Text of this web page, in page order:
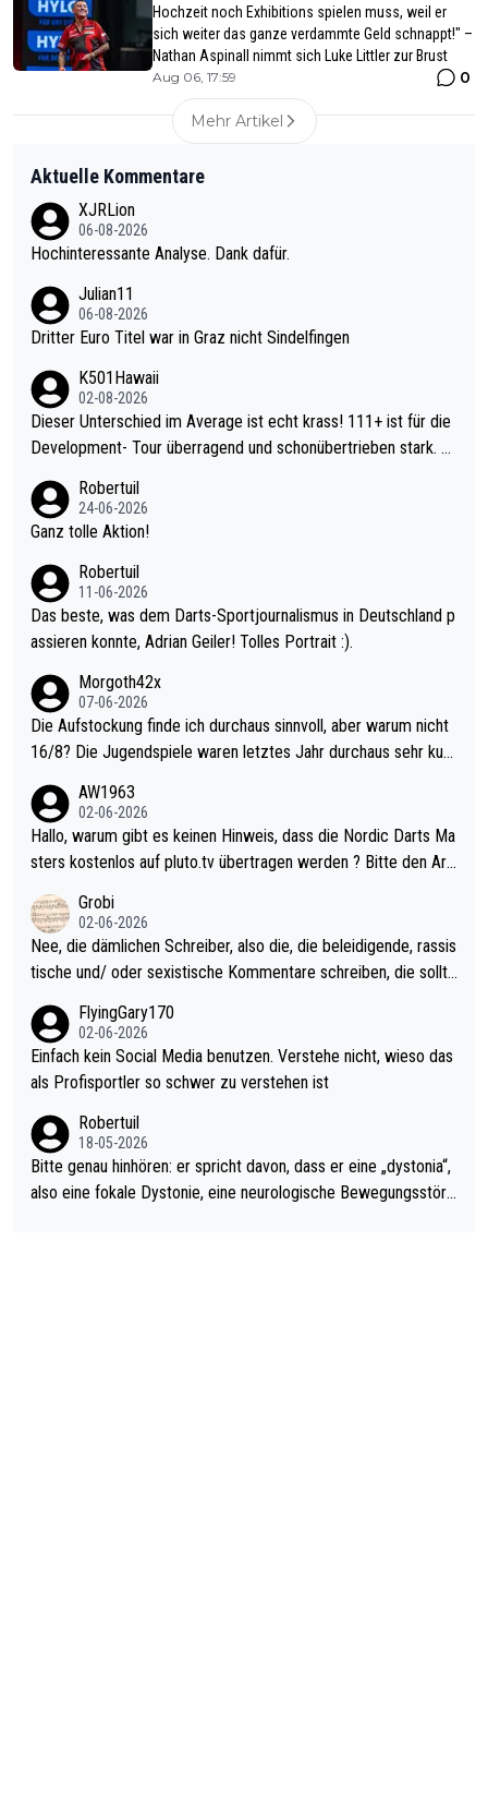
Hochzeit noch Exhibitions spielen muss, weil er
sich weiter das ganze verdammte Geld schnappt!" –
Nathan Aspinall nimmt sich Luke Littler zur Brust
Aug 06, 17:59 0
Mehr Artikel
Aktuelle Kommentare
XJRLion
06-08-2026
Hochinteressante Analyse. Dank dafür.
Julian11
06-08-2026
Dritter Euro Titel war in Graz nicht Sindelfingen
K501Hawaii
02-08-2026
Dieser Unterschied im Average ist echt krass! 111+ ist für die
Development- Tour überragend und schonübertrieben stark. U
mal 40+ erst recht. Da gewinnst keinen Blumentopf - ist ja noc
h krasser wie ein Pokalspiel eines Kreisligisten vs einem Bund
Robertuil
24-06-2026
Ganz tolle Aktion!
Robertuil
11-06-2026
Das beste, was dem Darts-Sportjournalismus in Deutschland p
assieren konnte, Adrian Geiler! Tolles Portrait :).
Morgoth42x
07-06-2026
Die Aufstockung finde ich durchaus sinnvoll, aber warum nicht
16/8? Die Jugendspiele waren letztes Jahr durchaus sehr kurz
Allerdings ist Mitchell Lawrie als Nummer 1 der Welt eh qualifi
ziert. Somit ändert die automatische Qualifikation des Weltmei
sters erstmal nichts. Ich denke sie wollen damit für nächstes J
ohl wenig WDF Turniere spielen. Dies war bei Archie Self letzt
es Jahr der Fall. Er musste als amtierender Weltmeister durch
den Qualifier und ich glaube kaum, dass Mitchel sich das (in Ve
gas) antun würde, wenn er doch eigentlich die PDC-WM als Zi
el hat.
AW1963
02-06-2026
Hallo, warum gibt es keinen Hinweis, dass die Nordic Darts Ma
sters kostenlos auf pluto.tv übertragen werden ? Bitte den Arti
Grobi
02-06-2026
Nee, die dämlichen Schreiber, also die, die beleidigende, rassis
tische und/ oder sexistische Kommentare schreiben, die sollte
s Leben in den Griff kriegen. Nur eins wundert mich: Luke Little
r war doch neulich erst derjenige, der über Social Media GvV p
rovoziert hat. Und Littlers Mutter schießt öfters mal gegen Ric
FlyingGary170
02-06-2026
Einfach kein Social Media benutzen. Verstehe nicht, wieso das
als Profisportler so schwer zu verstehen ist
Robertuil
18-05-2026
Bitte genau hinhören: er spricht davon, dass er eine „dystonia“,
also eine fokale Dystonie, eine neurologische Bewegungsstöru